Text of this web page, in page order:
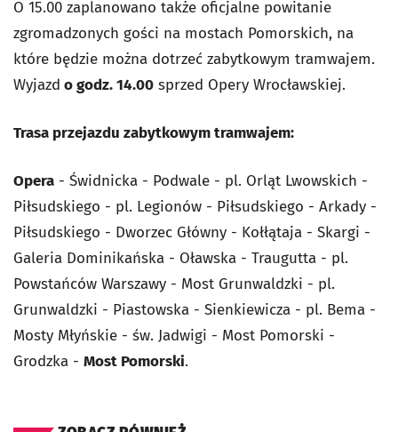
O 15.00 zaplanowano także oficjalne powitanie
zgromadzonych gości na mostach Pomorskich, na
które będzie można dotrzeć zabytkowym tramwajem.
Wyjazd o godz. 14.00 sprzed Opery Wrocławskiej.
Trasa przejazdu zabytkowym tramwajem:
Opera - Świdnicka - Podwale - pl. Orląt Lwowskich -
Piłsudskiego - pl. Legionów - Piłsudskiego - Arkady -
Piłsudskiego - Dworzec Główny - Kołłątaja - Skargi -
Galeria Dominikańska - Oławska - Traugutta - pl.
Powstańców Warszawy - Most Grunwaldzki - pl.
Grunwaldzki - Piastowska - Sienkiewicza - pl. Bema -
Mosty Młyńskie - św. Jadwigi - Most Pomorski -
Grodzka - Most Pomorski.